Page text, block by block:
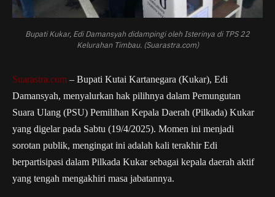
Bupati Kukar, Edi Damansyah didampingi oleh Isterinya di TPS 22
Kelurahan Timbau. (Suarastra.com)
Suarastra.com – Bupati Kutai Kartanegara (Kukar), Edi
Damansyah, menyalurkan hak pilihnya dalam Pemungutan
Suara Ulang (PSU) Pemilihan Kepala Daerah (Pilkada) Kukar
yang digelar pada Sabtu (19/4/2025). Momen ini menjadi
sorotan publik, mengingat ini adalah kali terakhir Edi
berpartisipasi dalam Pilkada Kukar sebagai kepala daerah aktif
yang tengah mengakhiri masa jabatannya.